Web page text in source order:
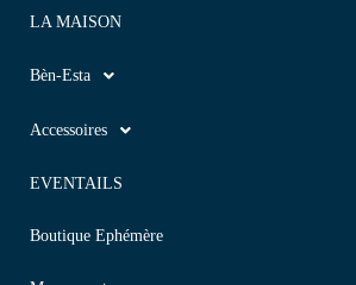
LA MAISON
Bèn-Esta
Accessoires
EVENTAILS
Boutique Ephémère